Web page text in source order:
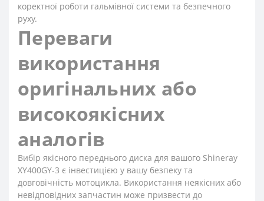
коректної роботи гальмівної системи та безпечного
руху.
Переваги
використання
оригінальних або
високоякісних
аналогів
Вибір якісного переднього диска для вашого Shineray
XY400GY-3 є інвестицією у вашу безпеку та
довговічність мотоцикла. Використання неякісних або
невідповідних запчастин може призвести до